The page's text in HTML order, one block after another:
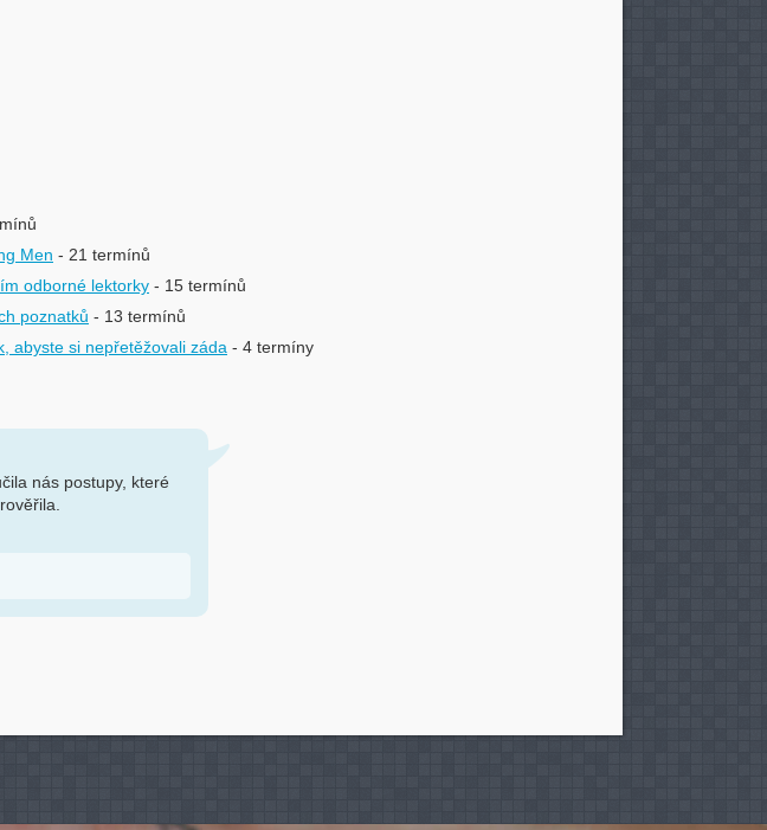
Men - 21 termínů
odborné lektorky - 15 termínů
poznatků - 13 termínů
abyste si nepřetěžovali záda - 4 termíny
nás postupy, které